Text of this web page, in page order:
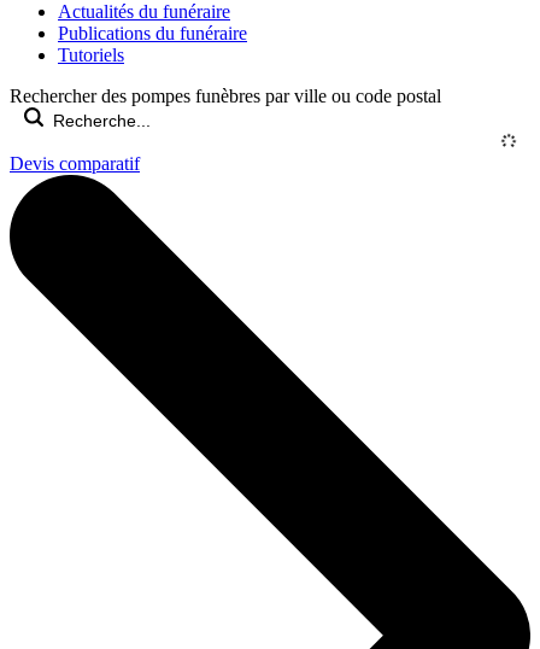
Actualités du funéraire
Publications du funéraire
Tutoriels
Rechercher des pompes funèbres par ville ou code postal
Devis comparatif